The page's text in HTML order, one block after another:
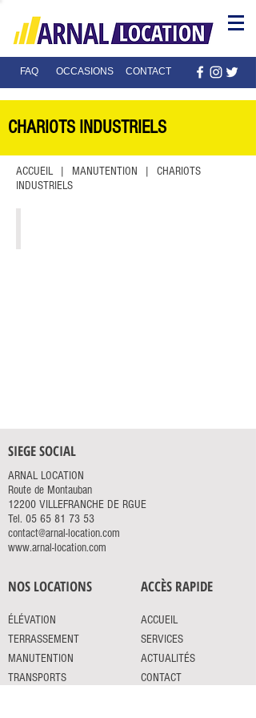
FAQ OCCASIONS CONTACT
CHARIOTS INDUSTRIELS
ACCUEIL| MANUTENTION | CHARIOTS
INDUSTRIELS
SIEGE SOCIAL
ARNAL LOCATION
Route de Montauban
12200 VILLEFRANCHE DE RGUE
Tel. 05 65 81 73 53
contact@arnal-location.com
www.arnal-location.com
NOS LOCATIONS ACCÈS RAPIDE
ÉLÉVATION
TERRASSEMENT
MANUTENTION
TRANSPORTS
ACCUEIL
SERVICES
ACTUALITÉS
CONTACT